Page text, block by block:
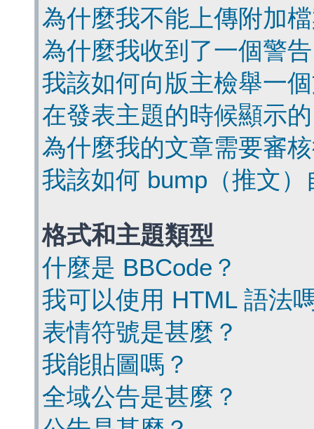
為什麼我不能上傳附加
為什麼我收到了一個警
我該如何向版主檢舉一
在發表主題的時候顯示
為什麼我的文章需要審
我該如何 bump（推文
格式和主題類型
什麼是 BBCode？
我可以使用 HTML 語法
表情符號是甚麼？
我能貼圖嗎？
全域公告是甚麼？